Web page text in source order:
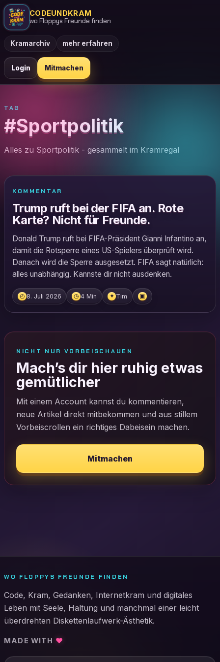
CODEUNDKRAM
wo Floppys Freunde finden
Kramarchiv mehr erfahren
Login Mitmachen
TAG
#Sportpolitik
Alles zu Sportpolitik - gesammelt im Kramregal
KOMMENTAR
Trump ruft bei der FIFA an. Rote
Karte? Nicht für Freunde.
Donald Trump ruft bei FIFA-Präsident Gianni Infantino an,
damit die Rotsperre eines US-Spielers überprüft wird.
Danach wird die Sperre ausgesetzt. FIFA sagt natürlich:
alles unabhängig. Kannste dir nicht ausdenken.
◴ 8. Juli 2026 ◷ 4 Min ✦ Tim ▣
NICHT NUR VORBEISCHAUEN
Mach’s dir hier ruhig etwas
gemütlicher
Mit einem Account kannst du kommentieren,
neue Artikel direkt mitbekommen und aus stillem
Vorbeiscrollen ein richtiges Dabeisein machen.
Mitmachen
WO FLOPPYS FREUNDE FINDEN
Code, Kram, Gedanken, Internetkram und digitales
Leben mit Seele, Haltung und manchmal einer leicht
überdrehten Diskettenlaufwerk-Ästhetik.
MADE WITH ♥